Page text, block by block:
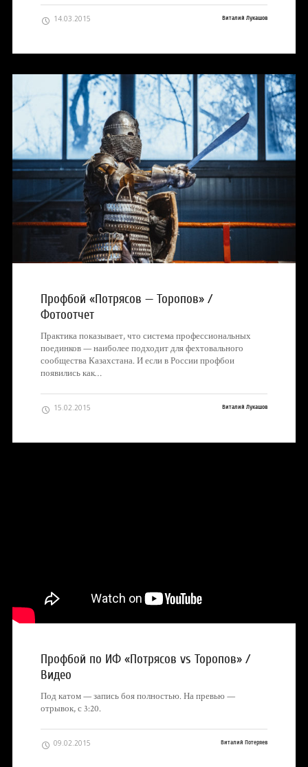
14.03.2015 Виталий Лукашов
Профбой «Потрясов — Торопов» /
Фотоотчет
Практика показывает, что система профессиональных
поединков — наиболее подходит для фехтовального
сообщества Казахстана. И если в России профбои
появились как…
15.02.2015 Виталий Лукашов
Профбой по ИФ «Потрясов vs Торопов» /
Видео
Под катом — запись боя полностью. На превью —
отрывок, с 3:20.
09.02.2015 Виталий Потеряев